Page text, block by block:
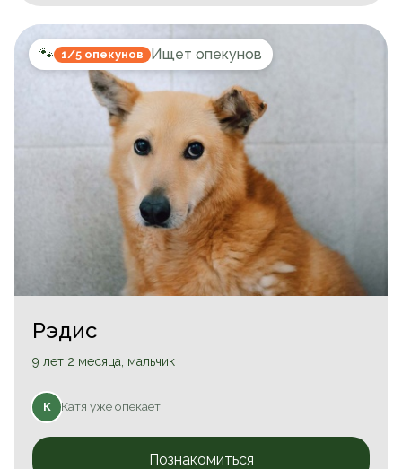
🐾 1/5 опекунов Ищет опекунов
Рэдис
9 лет 2 месяца, мальчик
К Катя уже опекает
Познакомиться